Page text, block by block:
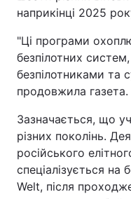
наприкінці 2025
"Ці програми
безпілотних
безпілотниками та
продовжила газета.
Зазначається, що
різних поколінь.
російського
спеціалізується на
Welt, після